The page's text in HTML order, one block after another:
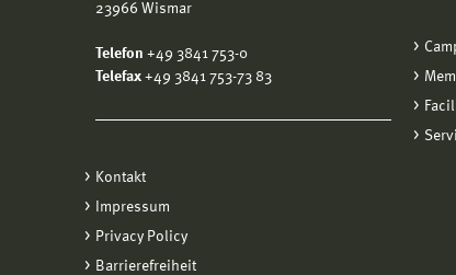
23966 Wismar
Telefon +49 3841 753-0
Telefax +49 3841 753-73 83
Kontakt
Impressum
Privacy Policy
Barrierefreiheit